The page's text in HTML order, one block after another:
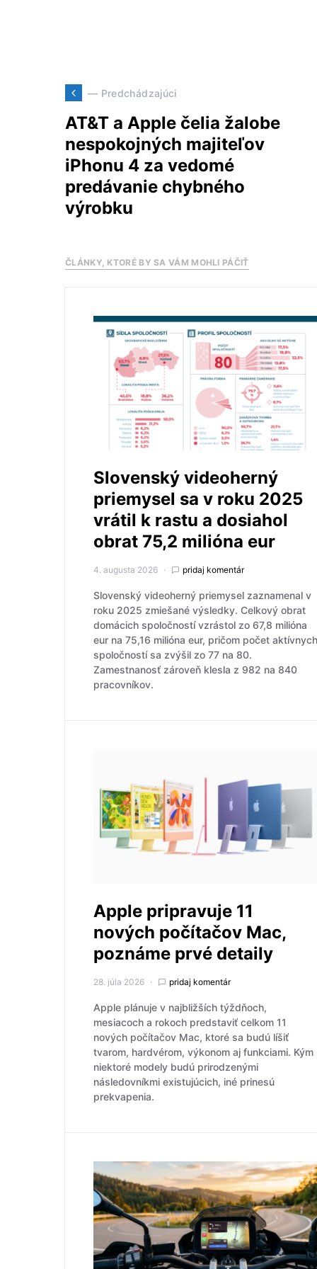
— Predchádzajúci
AT&T a Apple čelia žalobe
nespokojných majiteľov
iPhonu 4 za vedomé
predávanie chybného
výrobku
ČLÁNKY, KTORÉ BY SA VÁM MOHLI PÁČIŤ
Slovenský videoherný
priemysel sa v roku 2025
vrátil k rastu a dosiahol
obrat 75,2 milióna eur
4. augusta 2026 pridaj komentár
Slovenský videoherný priemysel zaznamenal v
roku 2025 zmiešané výsledky. Celkový obrat
domácich spoločností vzrástol zo 67,8 milióna
eur na 75,16 milióna eur, pričom počet aktívnych
spoločností sa zvýšil zo 77 na 80.
Zamestnanosť zároveň klesla z 982 na 840
pracovníkov.
Apple pripravuje 11
nových počítačov Mac,
poznáme prvé detaily
28. júla 2026 pridaj komentár
Apple plánuje v najbližších týždňoch,
mesiacoch a rokoch predstaviť celkom 11
nových počítačov Mac, ktoré sa budú líšiť
tvarom, hardvérom, výkonom aj funkciami. Kým
niektoré modely budú prirodzenými
následovníkmi existujúcich, iné prinesú
prekvapenia.